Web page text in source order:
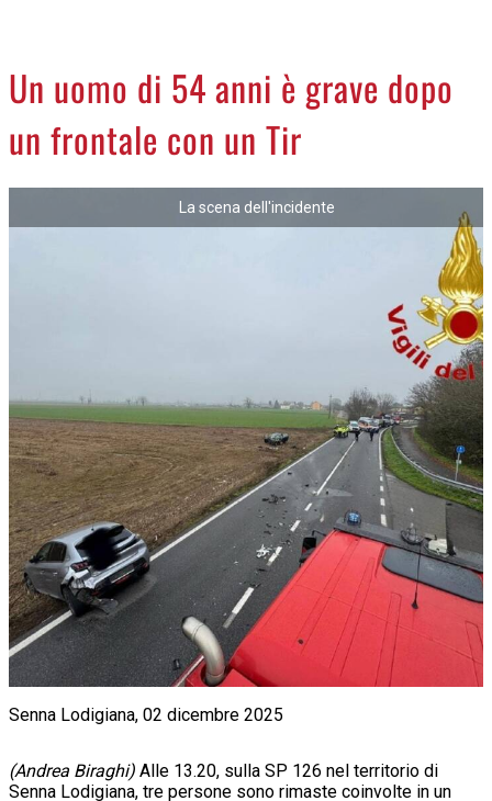
LA PIAZZA
ANIMALI
Un uomo di 54 anni è grave dopo
un frontale con un Tir
La scena dell'incidente
Senna Lodigiana, 02 dicembre 2025
(Andrea Biraghi) Alle 13.20, sulla SP 126 nel territorio di
Senna Lodigiana, tre persone sono rimaste coinvolte in un